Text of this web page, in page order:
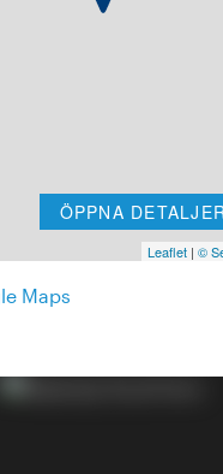
ÖPPNA
Leaflet | ©
Maps